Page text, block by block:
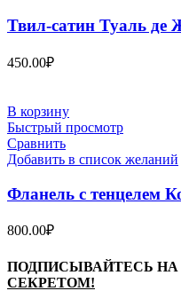
Твил-сатин Туаль де
450.00₽
В корзину
Быстрый просмотр
Сравнить
Добавить в список желаний
Фланель с тенцелем
800.00₽
ПОДПИСЫВАЙТЕСЬ
СЕКРЕТОМ!